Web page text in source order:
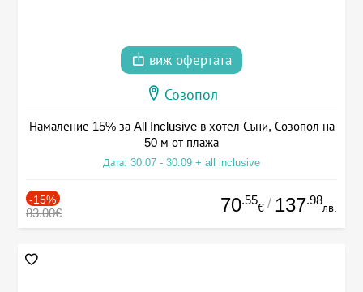
виж офертата
Созопол
Намаление 15% за All Inclusive в хотел Съни, Созопол на
50 м от плажа
Дата: 30.07 - 30.09 + all inclusive
-15%
83.00€ 70.55
€ / 137.98
лв.